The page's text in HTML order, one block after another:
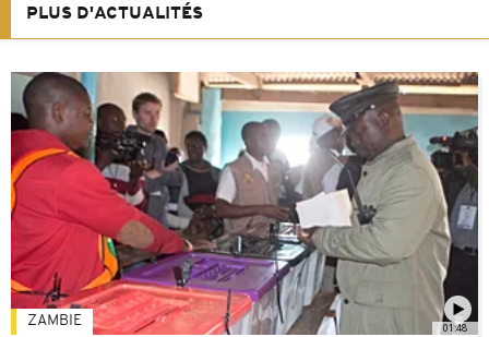
PLUS D'ACTUALITÉS
01:48
ZAMBIE